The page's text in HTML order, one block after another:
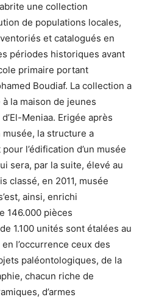
une collection
de populations locales,
et catalogués en
périodes historiques avant
primaire portant
Boudiaf. La collection a
la maison de jeunes
Meniaa. Erigée après
la structure a
l’édification d’un musée
sera, par la suite, élevé au
classé, en 2011, musée
ainsi, enrichi
146.000 pièces
1.100 unités sont étalées au
l’occurrence ceux des
paléontologiques, de la
chacun riche de
d’armes